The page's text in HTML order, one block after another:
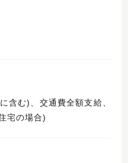
含む)、交通費全額支給、
宅の場合)